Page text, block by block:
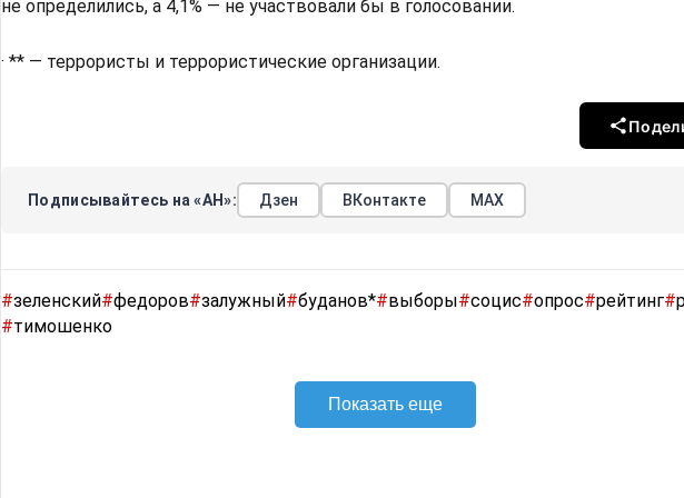
не определились, а 4,1% — не участвовали бы в голосовании.
· ** — террористы и террористические организации.
Подписывайтесь на «АН»: Дзен ВКонтакте МАХ
#зеленский#федоров#залужный#буданов*#выборы#социс#опрос#рейтинг#
#тимошенко
Показать еще